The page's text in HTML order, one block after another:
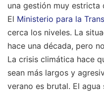
una gestión muy estricta
El Ministerio para la
cerca los niveles. La
hace una década, pero
La crisis climática hace
sean más largos y
verano es brutal. El agua